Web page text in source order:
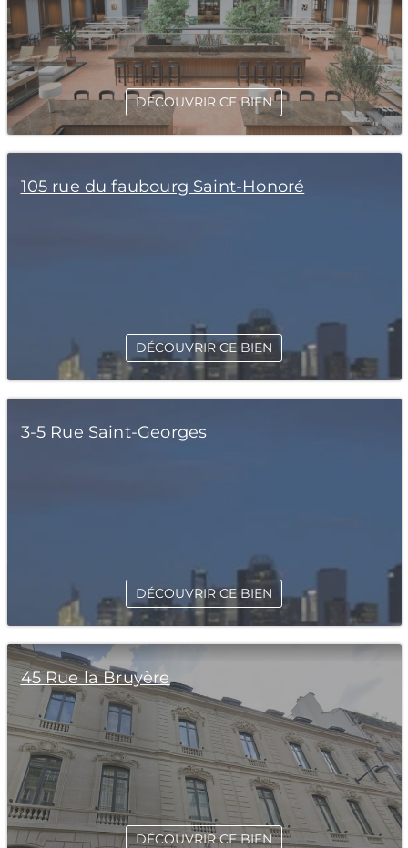
DÉCOUVRIR CE BIEN
105 rue du faubourg Saint-Honoré
DÉCOUVRIR CE BIEN
3-5 Rue Saint-Georges
DÉCOUVRIR CE BIEN
45 Rue la Bruyère
DÉCOUVRIR CE BIEN